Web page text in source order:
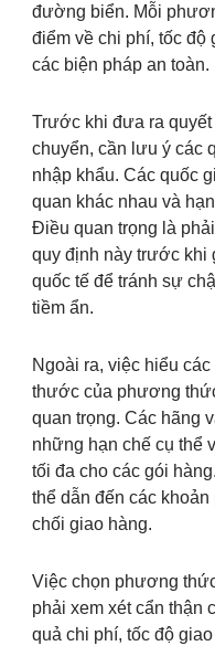
đường biển. Mỗi
điểm về chi phí, tốc độ
các biện pháp an toàn.
Trước khi đưa ra
chuyển, cần lưu ý các
nhập khẩu. Các quốc
quan khác nhau và
Điều quan trọng là
quy định này trước khi
quốc tế để tránh sự
tiềm ẩn.
Ngoài ra, việc hiểu
thước của phương
quan trọng. Các hãng
những hạn chế cụ thể
tối đa cho các gói
thể dẫn đến các
chối giao hàng.
Việc chọn phương
phải xem xét cẩn thận
quả chi phí, tốc độ